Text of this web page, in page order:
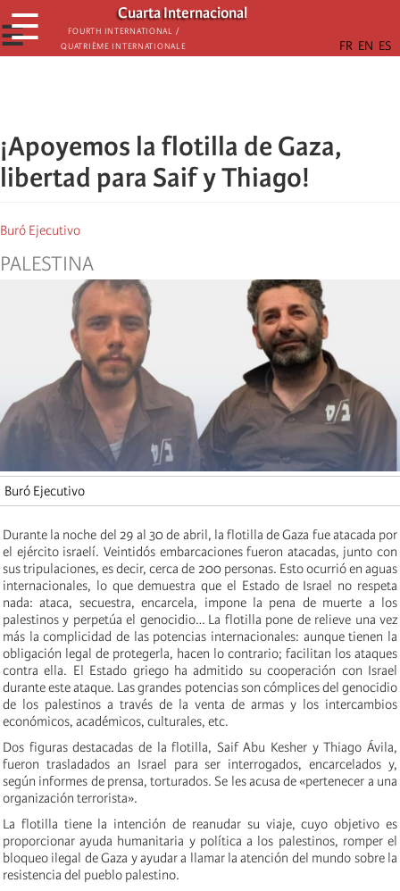
Skip
to
main
Cuarta Internacional
Fourth International /
Quatrième internationale
☰
☰
¡Apoyemos la flotilla de Gaza,
libertad para Saif y Thiago!
Buró Ejecutivo
PALESTINA
Buró Ejecutivo
Durante la noche del 29 al 30 de abril, la flotilla de Gaza fue atacada por
el ejército israelí. Veintidós embarcaciones fueron atacadas, junto con
sus tripulaciones, es decir, cerca de 200 personas. Esto ocurrió en aguas
internacionales, lo que demuestra que el Estado de Israel no respeta
nada: ataca, secuestra, encarcela, impone la pena de muerte a los
palestinos y perpetúa el genocidio… La flotilla pone de relieve una vez
más la complicidad de las potencias internacionales: aunque tienen la
obligación legal de protegerla, hacen lo contrario; facilitan los ataques
contra ella. El Estado griego ha admitido su cooperación con Israel
durante este ataque. Las grandes potencias son cómplices del genocidio
de los palestinos a través de la venta de armas y los intercambios
económicos, académicos, culturales, etc.
Dos figuras destacadas de la flotilla, Saif Abu Kesher y Thiago Ávila,
fueron trasladados an Israel para ser interrogados, encarcelados y,
según informes de prensa, torturados. Se les acusa de «pertenecer a una
organización terrorista».
La flotilla tiene la intención de reanudar su viaje, cuyo objetivo es
proporcionar ayuda humanitaria y política a los palestinos, romper el
bloqueo ilegal de Gaza y ayudar a llamar la atención del mundo sobre la
resistencia del pueblo palestino.